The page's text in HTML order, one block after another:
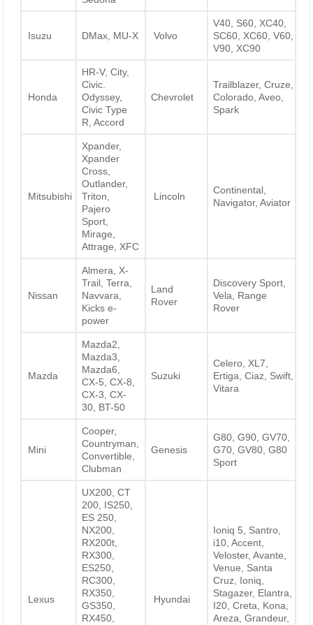
Isuzu DMax, MU-X Volvo
V40, S60, XC40,
SC60, XC60, V60,
V90, XC90
Honda
HR-V, City,
Civic.
Odyssey,
Civic Type
R, Accord
Chevrolet
Trailblazer, Cruze,
Colorado, Aveo,
Spark
Mitsubishi
Xpander,
Xpander
Cross,
Outlander,
Triton,
Pajero
Sport,
Mirage,
Attrage, XFC
Lincoln
Continental,
Navigator, Aviator
Nissan
Almera, X-
Trail, Terra,
Navvara,
Kicks e-
power
Land
Rover
Discovery Sport,
Vela, Range
Rover
Mazda
Mazda2,
Mazda3,
Mazda6,
CX-5, CX-8,
CX-3, CX-
30, BT-50
Suzuki
Celero, XL7,
Ertiga, Ciaz, Swift,
Vitara
Mini
Cooper,
Countryman,
Convertible,
Clubman
Genesis
G80, G90, GV70,
G70, GV80, G80
Sport
Lexus
UX200, CT
200, IS250,
ES 250,
NX200,
RX200t,
RX300,
ES250,
RC300,
RX350,
GS350,
RX450,
Hyundai
Ioniq 5, Santro,
i10, Accent,
Veloster, Avante,
Venue, Santa
Cruz, Ioniq,
Stagazer, Elantra,
I20, Creta, Kona,
Areza, Grandeur,